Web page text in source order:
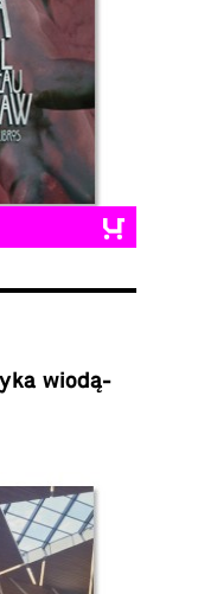
wio­dą­